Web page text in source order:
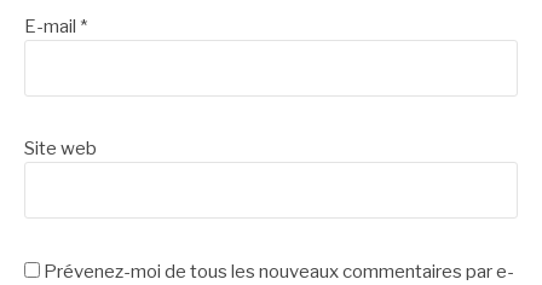
E-mail *
Site web
Prévenez-moi de tous les nouveaux commentaires par e-